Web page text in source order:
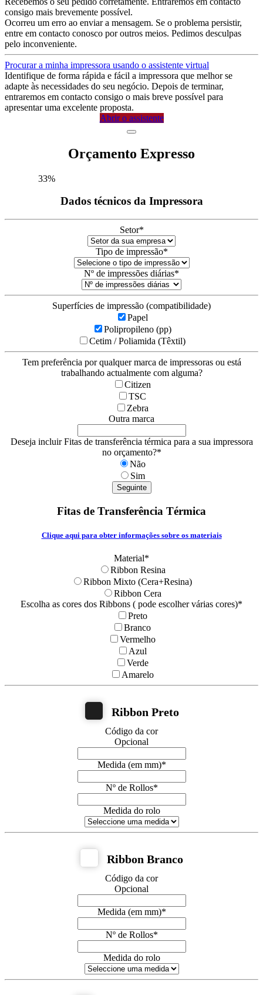
consigo mais brevemente possível.
Ocorreu um erro ao enviar a mensagem. Se o problema persistir,
entre em contacto conosco por outros meios. Pedimos desculpas
pelo inconveniente.
Procurar a minha impressora usando o assistente virtual
Identifique de forma rápida e fácil a impressora que melhor se
adapte às necessidades do seu negócio. Depois de terminar,
entraremos em contacto consigo o mais breve possível para
apresentar uma excelente proposta.
Abrir o assistente
Orçamento Expresso
33%
Dados técnicos da Impressora
Setor*
Tipo de impressão*
Nº de impressões diárias*
Superfícies de impressão (compatibilidade)
Papel
Polipropileno (pp)
Cetim / Poliamida (Têxtil)
Tem preferência por qualquer marca de impressoras ou está
trabalhando actualmente com alguma?
Citizen
TSC
Zebra
Outra marca
Deseja incluir Fitas de transferência térmica para a sua impressora
no orçamento?*
Não
Sim
Seguinte
Fitas de Transferência Térmica
Clique aqui para obter informações sobre os materiais
Material*
Ribbon Resina
Ribbon Mixto (Cera+Resina)
Ribbon Cera
Escolha as cores dos Ribbons ( pode escolher várias cores)*
Preto
Branco
Vermelho
Azul
Verde
Amarelo
Ribbon Preto
Código da cor
Opcional
Medida (em mm)*
Nº de Rollos*
Medida do rolo
Ribbon Branco
Código da cor
Opcional
Medida (em mm)*
Nº de Rollos*
Medida do rolo